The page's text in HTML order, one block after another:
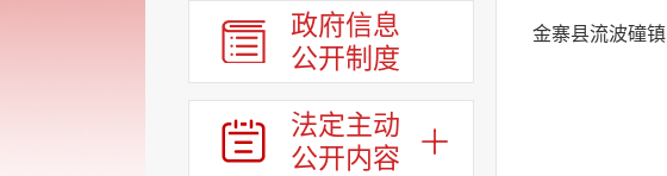
政府信息
公开制度
法定主动
公开内容
金寨县流波䃥镇